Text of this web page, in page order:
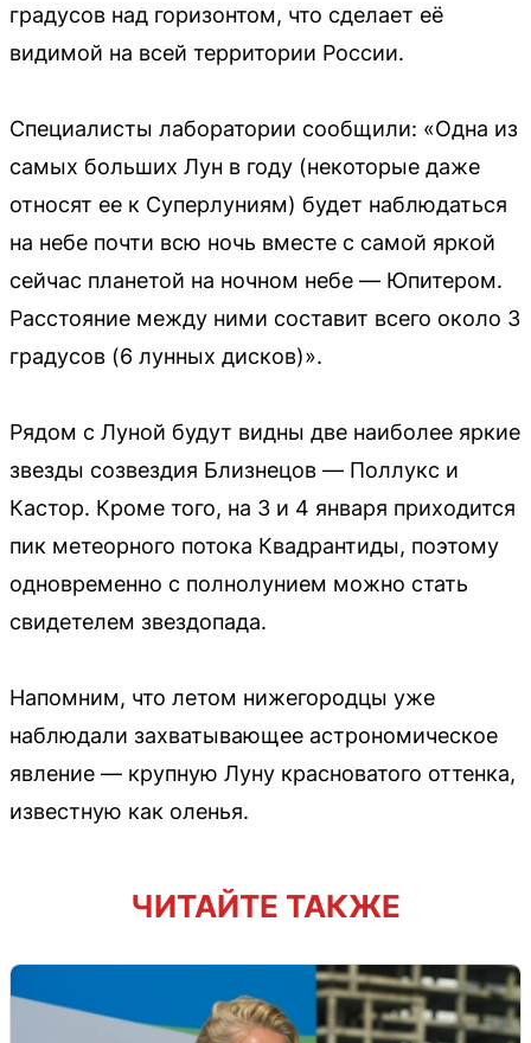
градусов над горизонтом, что сделает её
видимой на всей территории России.
Специалисты лаборатории сообщили: «Одна из
самых больших Лун в году (некоторые даже
относят ее к Суперлуниям) будет наблюдаться
на небе почти всю ночь вместе с самой яркой
сейчас планетой на ночном небе — Юпитером.
Расстояние между ними составит всего около 3
градусов (6 лунных дисков)».
Рядом с Луной будут видны две наиболее яркие
звезды созвездия Близнецов — Поллукс и
Кастор. Кроме того, на 3 и 4 января приходится
пик метеорного потока Квадрантиды, поэтому
одновременно с полнолунием можно стать
свидетелем звездопада.
Напомним, что летом нижегородцы уже
наблюдали захватывающее астрономическое
явление — крупную Луну красноватого оттенка,
известную как оленья.
ЧИТАЙТЕ ТАКЖЕ